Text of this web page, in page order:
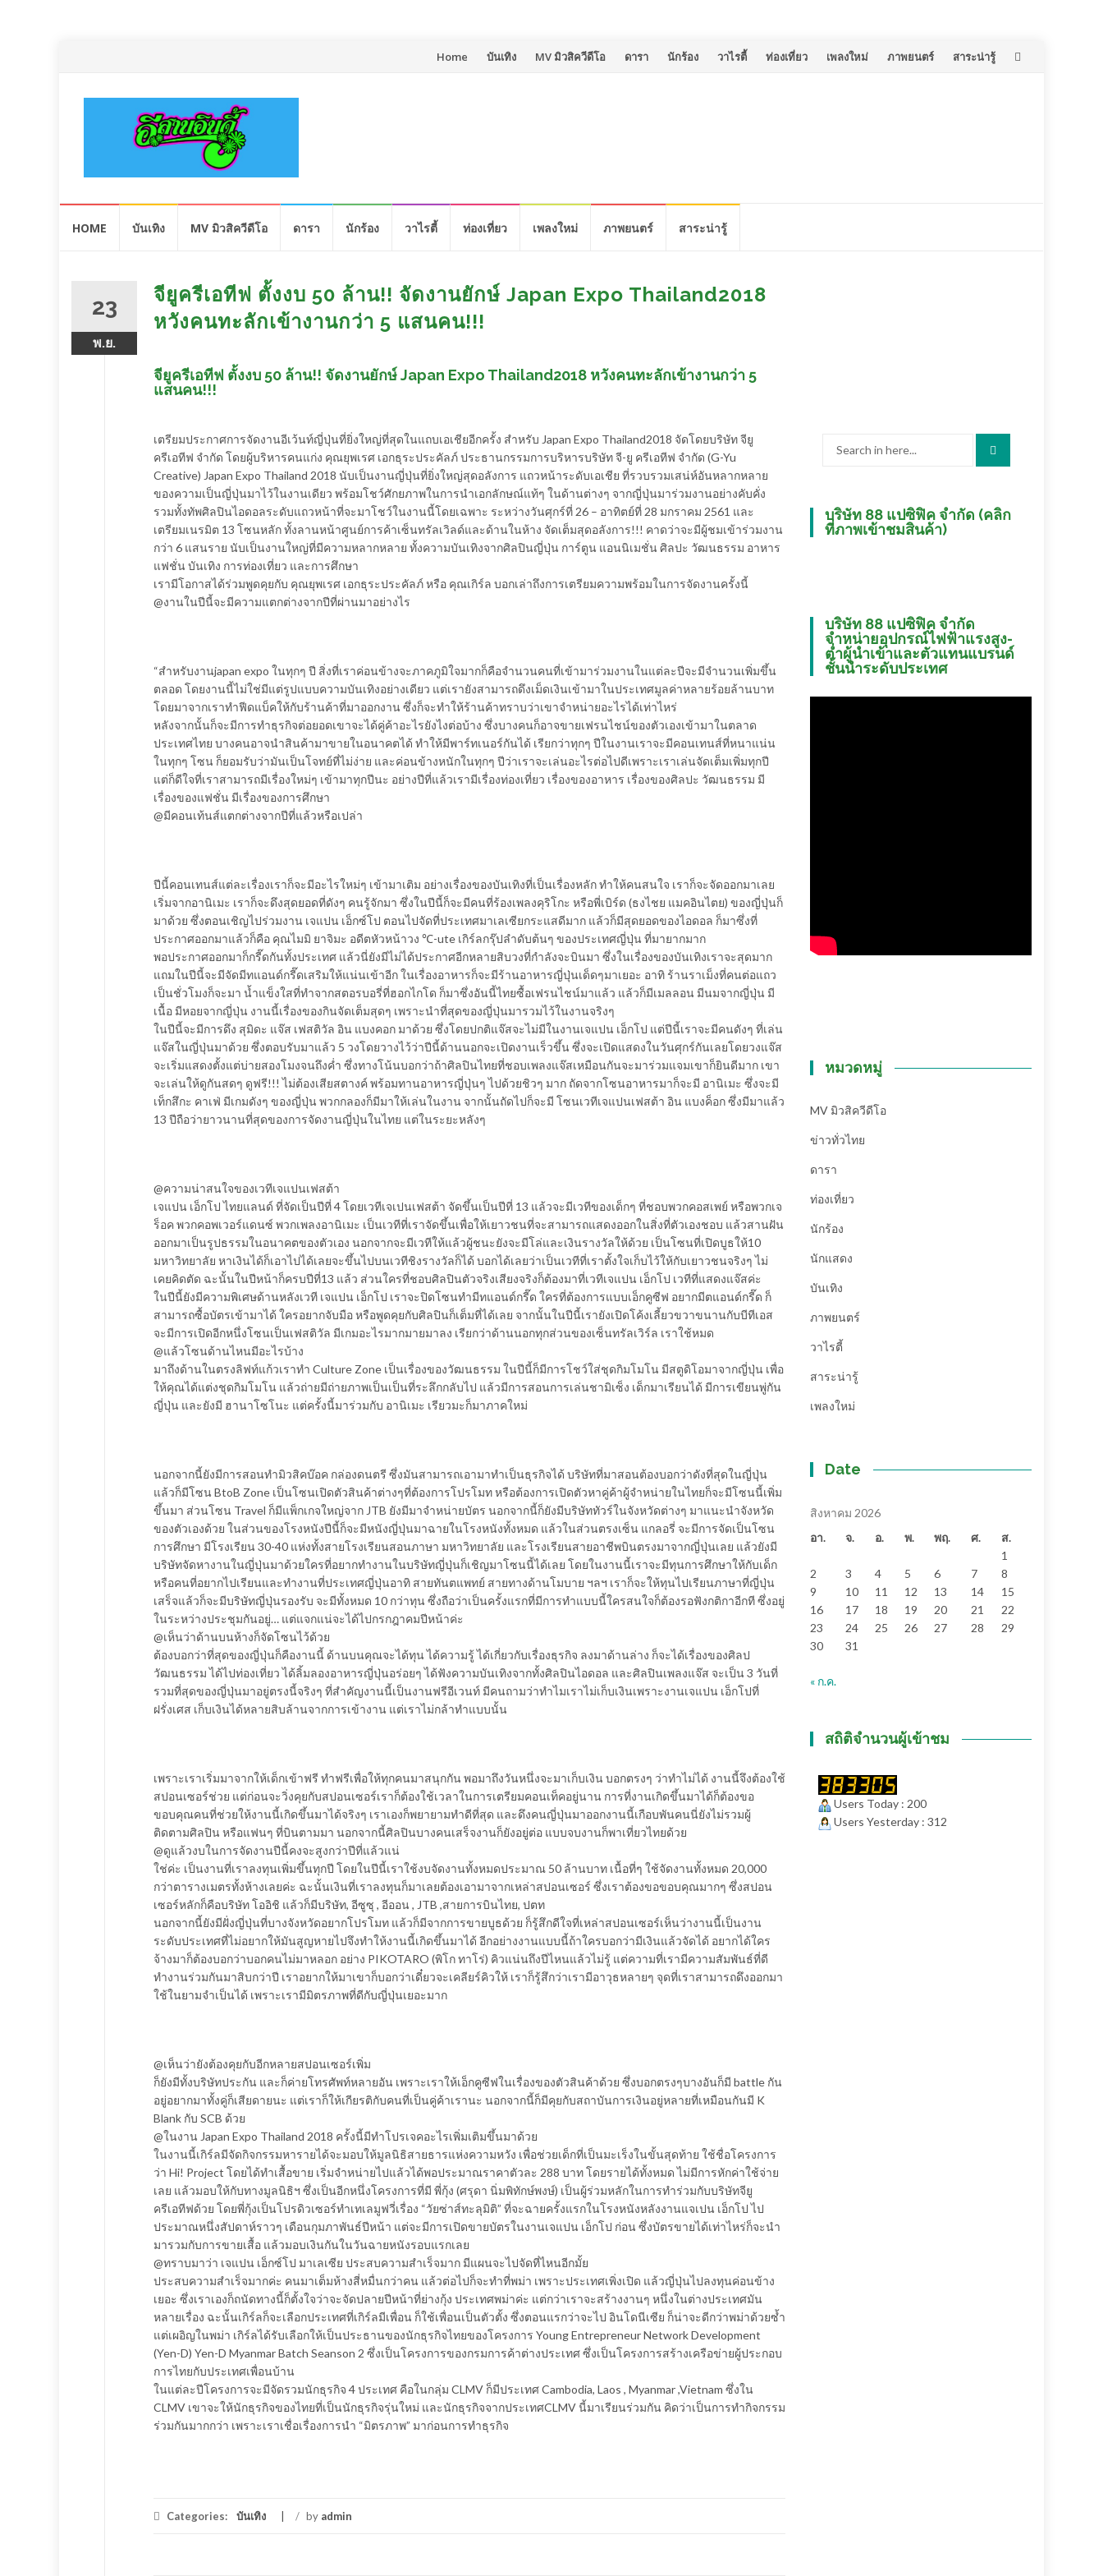
Skip
Home บันเทิง MV มิวสิควีดีโอ ดารา นักร้อง วาไรตี้ ท่องเที่ยว เพลงใหม่ ภาพยนตร์ สาระน่ารู้
HOME บันเทิง MV มิวสิควีดีโอ ดารา นักร้อง วาไรตี้ ท่องเที่ยว เพลงใหม่ ภาพยนตร์ สาระน่ารู้
23
พ.ย.
จียูครีเอทีฟ ตั้งงบ 50 ล้าน!! จัดงานยักษ์ Japan Expo Thailand2018
หวังคนทะลักเข้างานกว่า 5 แสนคน!!!
จียูครีเอทีฟ ตั้งงบ 50 ล้าน!! จัดงานยักษ์ Japan Expo Thailand2018 หวังคนทะลักเข้างานกว่า 5
แสนคน!!!
​เตรียมประกาศการจัดงานอีเว้นท์ญี่ปุ่นที่ยิ่งใหญ่ที่สุดในแถบเอเชียอีกครั้ง สำหรับ Japan Expo Thailand2018 จัดโดยบริษัท จียู
ครีเอทีฟ จำกัด โดยผู้บริหารคนแก่ง คุณยุพเรศ เอกธุระประคัลภ์ ประธานกรรมการบริหารบริษัท จี-ยู ครีเอทีฟ จำกัด (G-Yu
Creative) Japan Expo Thailand 2018 นับเป็นงานญี่ปุ่นที่ยิ่งใหญ่สุดอลังการ แถวหน้าระดับเอเชีย ที่รวบรวมเสน่ห์อันหลากหลาย
ของความเป็นญี่ปุ่นมาไว้ในงานเดียว พร้อมโชว์ศักยภาพในการนำเอกลักษณ์แท้ๆ ในด้านต่างๆ จากญี่ปุ่นมาร่วมงานอย่างคับคั่ง
รวมทั้งทัพศิลปินไอดอลระดับแถวหน้าที่จะมาโชว์ในงานนี้โดยเฉพาะ ระหว่างวันศุกร์ที่ 26 – อาทิตย์ที่ 28 มกราคม 2561 และ
เตรียมเนรมิต 13 โซนหลัก ทั้งลานหน้าศูนย์การค้าเซ็นทรัลเวิลด์และด้านในห้าง จัดเต็มสุดอลังการ!!! คาดว่าจะมีผู้ชมเข้าร่วมงาน
กว่า 6 แสนราย นับเป็นงานใหญ่ที่มีความหลากหลาย ทั้งความบันเทิงจากศิลปินญี่ปุ่น การ์ตูน แอนนิเมชั่น ศิลปะ วัฒนธรรม อาหาร
แฟชั่น บันเทิง การท่องเที่ยว และการศึกษา
​เรามีโอกาสได้ร่วมพูดคุยกับ คุณยุพเรศ เอกธุระประคัลภ์ หรือ คุณเกิร์ล บอกเล่าถึงการเตรียมความพร้อมในการจัดงานครั้งนี้
@งานในปีนี้จะมีความแตกต่างจากปีที่ผ่านมาอย่างไร
​“สำหรับงานjapan expo ในทุกๆ ปี สิ่งที่เราค่อนข้างจะภาคภูมิใจมากก็คือจำนวนคนที่เข้ามาร่วมงานในแต่ละปีจะมีจำนวนเพิ่มขึ้น
ตลอด โดยงานนี้ไม่ใช่มีแต่รูปแบบความบันเทิงอย่างเดียว แต่เรายังสามารถดึงเม็ดเงินเข้ามาในประเทศมูลค่าหลายร้อยล้านบาท
โดยมาจากเราทำฟีดแบ็คให้กับร้านค้าที่มาออกงาน ซึ่งก็จะทำให้ร้านค้าทราบว่าเขาจำหน่ายอะไรได้เท่าไหร่
หลังจากนั้นก็จะมีการทำธุรกิจต่อยอดเขาจะได้คู่ค้าอะไรยังไงต่อบ้าง ซึ่งบางคนก็อาจขายเฟรนไชน์ของตัวเองเข้ามาในตลาด
ประเทศไทย บางคนอาจนำสินค้ามาขายในอนาคตได้ ทำให้มีพาร์ทเนอร์กันได้ เรียกว่าทุกๆ ปีในงานเราจะมีคอนเทนส์ที่หนาแน่น
ในทุกๆ โซน ก็ยอมรับว่ามันเป็นโจทย์ที่ไม่ง่าย และค่อนข้างหนักในทุกๆ ปีว่าเราจะเล่นอะไรต่อไปดีเพราะเราเล่นจัดเต็มเพิ่มทุกปี
แต่ก็ดีใจที่เราสามารถมีเรื่องใหม่ๆ เข้ามาทุกปีนะ อย่างปีที่แล้วเรามีเรื่องท่องเที่ยว เรื่องของอาหาร เรื่องของศิลปะ วัฒนธรรม มี
เรื่องของแฟชั่น มีเรื่องของการศึกษา
@มีคอนเท้นส์แตกต่างจากปีที่แล้วหรือเปล่า
ปีนี้คอนเทนส์แต่ละเรื่องเราก็จะมีอะไรใหม่ๆ เข้ามาเติม อย่างเรื่องของบันเทิงที่เป็นเรื่องหลัก ทำให้คนสนใจ เราก็จะจัดออกมาเลย
เริ่มจากอานิเมะ เราก็จะดึงสุดยอดที่ดังๆ คนรู้จักมา ซึ่งในปีนี้ก็จะมีคนที่ร้องเพลงคุริโกะ หรือพี่เบิร์ด (ธงไชย แมคอินไตย) ของญี่ปุ่นก็
มาด้วย ซึ่งตอนเชิญไปร่วมงาน เจแปน เอ็กซ์โป ตอนไปจัดที่ประเทศมาเลเซียกระแสดีมาก แล้วก็มีสุดยอดของไอดอล ก็มาซึ่งที่
ประกาศออกมาแล้วก็คือ คุณไมมิ ยาจิมะ อดีตหัวหน้าวง ℃-ute เกิร์ลกรุ๊ปลำดับต้นๆ ของประเทศญี่ปุ่น ที่มายากมาก
พอประกาศออกมาก็กรี๊ดกันทั้งประเทศ แล้วนี่ยังมีไม่ได้ประกาศอีกหลายสิบวงที่กำลังจะบินมา ซึ่งในเรื่องของบันเทิงเราจะสุดมาก
แถมในปีนี้จะมีจัดมีทแอนด์กรี๊ดเสริมให้แน่นเข้าอีก ในเรื่องอาหารก็จะมีร้านอาหารญี่ปุ่นเด็ดๆมาเยอะ อาทิ ร้านราเม็งที่คนต่อแถว
เป็นชั่วโมงก็จะมา น้ำแข็งใสที่ทำจากสตอรบอรี่ที่ฮอกไกโด ก็มาซึ่งอันนี้ไทยซื้อเฟรนไชน์มาแล้ว แล้วก็มีเมลลอน มีนมจากญี่ปุ่น มี
เนื้อ มีหอยจากญี่ปุ่น งานนี้เรื่องของกินจัดเต็มสุดๆ เพราะนำที่สุดของญี่ปุ่นมารวมไว้ในงานจริงๆ
​ในปีนี้จะมีการดึง สุมิดะ แจ๊ส เฟสติวัล อิน แบงคอก มาด้วย ซึ่งโดยปกติแจ๊สจะไม่มีในงานเจแปน เอ็กโป แต่ปีนี้เราจะมีคนดังๆ ที่เล่น
แจ๊สในญี่ปุ่นมาด้วย ซึ่งตอบรับมาแล้ว 5 วงโดยวางไว้ว่าปีนี้ด้านนอกจะเปิดงานเร็วขึ้น ซึ่งจะเปิดแสดงในวันศุกร์กันเลยโดยวงแจ๊ส
จะเริ่มแสดงตั้งแต่บ่ายสองโมงจนถึงค่ำ ซึ่งทางโน้นบอกว่าถ้าศิลปินไทยที่ชอบเพลงแจ๊สเหมือนกันจะมาร่วมแจมเขาก็ยินดีมาก เขา
จะเล่นให้ดูกันสดๆ ดูฟรี!!! ไม่ต้องเสียสตางค์ พร้อมทานอาหารญี่ปุ่นๆ ไปด้วยชิวๆ มาก ถัดจากโซนอาหารมาก็จะมี อานิเมะ ซึ่งจะมี
เท็กสึกะ คาเฟ่ มีเกมดังๆ ของญี่ปุ่น พวกกลองก็มีมาให้เล่นในงาน จากนั้นถัดไปก็จะมี โซนเวทีเจแปนเฟสต้า อิน แบงค็อก ซึ่งมีมาแล้ว
13 ปีถือว่ายาวนานที่สุดของการจัดงานญี่ปุ่นในไทย แต่ในระยะหลังๆ
@ความน่าสนใจของเวทีเจแปนเฟสต้า
เจแปน เอ็กโป ไทยแลนด์ ที่จัดเป็นปีที่ 4 โดยเวทีเจเปนเฟสต้า จัดขึ้นเป็นปีที่ 13 แล้วจะมีเวทีของเด็กๆ ที่ชอบพวกคอสเพย์ หรือพวกเจ
ร็อค พวกคอพเวอร์แดนซ์ พวกเพลงอานิเมะ เป็นเวทีที่เราจัดขึ้นเพื่อให้เยาวชนที่จะสามารถแสดงออกในสิ่งที่ตัวเองชอบ แล้วสานฝัน
ออกมาเป็นรูปธรรมในอนาคตของตัวเอง นอกจากจะมีเวทีให้แล้วผู้ชนะยังจะมีโล่และเงินรางวัลให้ด้วย เป็นโซนที่เปิดบูธให้10
มหาวิทยาลัย หาเงินได้ก็เอาไปได้เลยจะขึ้นไปบนเวทีชิงรางวัลก็ได้ บอกได้เลยว่าเป็นเวทีที่เราตั้งใจเก็บไว้ให้กับเยาวชนจริงๆ ไม่
เคยคิดตัด ฉะนั้นในปีหน้าก็ครบปีที่13 แล้ว ส่วนใครที่ชอบศิลปินตัวจริงเสียงจริงก็ต้องมาที่เวทีเจแปน เอ็กโป เวทีที่แสดงแจ๊สค่ะ
​ในปีนี้ยังมีความพิเศษด้านหลังเวที เจแปน เอ็กโป เราจะปิดโซนทำมีทแอนด์กรี๊ด ใครที่ต้องการแบบเอ็กคูซีฟ อยากมีตแอนด์กรี๊ด ก็
สามารถซื้อบัตรเข้ามาได้ ใครอยากจับมือ หรือพูดคุยกับศิลปินก็เต็มที่ได้เลย จากนั้นในปีนี้เรายังเปิดโค้งเลี้ยวขวาขนานกับบีทีเอส
จะมีการเปิดอีกหนึ่งโซนเป็นเฟสติวัล มีเกมอะไรมากมายมาลง เรียกว่าด้านนอกทุกส่วนของเซ็นทรัลเวิร์ล เราใช้หมด
@แล้วโซนด้านไหนมีอะไรบ้าง
​มาถึงด้านในตรงลิฟท์แก้วเราทำ Culture Zone เป็นเรื่องของวัฒนธรรม ในปีนี้ก็มีการโชว์ใส่ชุดกิมโมโน มีสตูดิโอมาจากญี่ปุ่น เพื่อ
ให้คุณได้แต่งชุดกิมโมโน แล้วถ่ายมีถ่ายภาพเป็นเป็นที่ระลึกกลับไป แล้วมีการสอนการเล่นชามิเซ็ง เด็กมาเรียนได้ มีการเขียนพู่กัน
ญี่ปุ่น และยังมี ฮานาโซโนะ แต่ครั้งนี้มาร่วมกับ อานิเมะ เรียวมะก็มาภาคใหม่
นอกจากนี้ยังมีการสอนทำมิวสิคบ๊อค กล่องดนตรี ซึ่งมันสามารถเอามาทำเป็นธุรกิจได้ บริษัทที่มาสอนต้องบอกว่าดังที่สุดในญี่ปุ่น
แล้วก็มีโซน BtoB Zone เป็นโซนเปิดตัวสินค้าต่างๆที่ต้องการโปรโมท หรือต้องการเปิดตัวหาคู่ค้าผู้จำหน่ายในไทยก็จะมีโซนนี้เพิ่ม
ขึ้นมา ส่วนโซน Travel ก็มีแพ็กเกจใหญ่จาก JTB ยังมีมาจำหน่ายบัตร นอกจากนี้ก็ยังมีบริษัททัวร์ในจังหวัดต่างๆ มาแนะนำจังหวัด
ของตัวเองด้วย ในส่วนของโรงหนังปีนี้ก็จะมีหนังญี่ปุ่นมาฉายในโรงหนังทั้งหมด แล้วในส่วนตรงเซ็น แกลอรี่ จะมีการจัดเป็นโซน
การศึกษา มีโรงเรียน 30-40 แห่งทั้งสายโรงเรียนสอนภาษา มหาวิทยาลัย และโรงเรียนสายอาชีพบินตรงมาจากญี่ปุ่นเลย แล้วยังมี
บริษัทจัดหางานในญี่ปุ่นมาด้วยใครที่อยากทำงานในบริษัทญี่ปุ่นก็เชิญมาโซนนี้ได้เลย โดยในงานนี้เราจะมีทุนการศึกษาให้กับเด็ก
หรือคนที่อยากไปเรียนและทำงานที่ประเทศญี่ปุ่นอาทิ สายทันตแพทย์ สายทางด้านโมบาย ฯลฯ เราก็จะให้ทุนไปเรียนภาษาที่ญี่ปุ่น
เสร็จแล้วก็จะมีบริษัทญี่ปุ่นรองรับ จะมีทั้งหมด 10 กว่าทุน ซึ่งถือว่าเป็นครั้งแรกที่มีการทำแบบนี้ใครสนใจก็ต้องรอฟังกติกาอีกที ซึ่งอยู่
ในระหว่างประชุมกันอยู่… แต่แจกแน่จะได้ไปกรกฎาคมปีหน้าค่ะ
@เห็นว่าด้านบนห้างก็จัดโซนไว้ด้วย
ต้องบอกว่าที่สุดของญี่ปุ่นก็คืองานนี้ ด้านบนคุณจะได้ทุน ได้ความรู้ ได้เกี่ยวกับเรื่องธุรกิจ ลงมาด้านล่าง ก็จะได้เรื่องของศิลป
วัฒนธรรม ได้ไปท่องเที่ยว ได้ลิ้มลองอาหารญี่ปุ่นอร่อยๆ ได้ฟังความบันเทิงจากทั้งศิลปินไอดอล และศิลปินเพลงแจ๊ส จะเป็น 3 วันที่
รวมที่สุดของญี่ปุ่นมาอยู่ตรงนี้จริงๆ ที่สำคัญงานนี้เป็นงานฟรีอีเวนท์ มีคนถามว่าทำไมเราไม่เก็บเงินเพราะงานเจแปน เอ็กโปที่
ฝรั่งเศส เก็บเงินได้หลายสิบล้านจากการเข้างาน แต่เราไม่กล้าทำแบบนั้น
เพราะเราเริ่มมาจากให้เด็กเข้าฟรี ทำฟรีเพื่อให้ทุกคนมาสนุกกัน พอมาถึงวันหนึ่งจะมาเก็บเงิน บอกตรงๆ ว่าทำไม่ได้ งานนี้จึงต้องใช้
สปอนเซอร์ช่วย แต่ก่อนจะวิ่งคุยกับสปอนเซอร์เราก็ต้องใช้เวลาในการเตรียมคอนเท็คอยู่นาน การที่งานเกิดขึ้นมาได้ก็ต้องขอ
ขอบคุณคนที่ช่วยให้งานนี้เกิดขึ้นมาได้จริงๆ เราเองก็พยายามทำดีที่สุด และดึงคนญี่ปุ่นมาออกงานนี้เกือบพันคนนี่ยังไม่รวมผู้
ติดตามศิลปิน หรือแฟนๆ ที่บินตามมา นอกจากนี้ศิลปินบางคนเสร็จงานก็ยังอยู่ต่อ แบบจบงานก็พาเที่ยวไทยด้วย
@ดูแล้วงบในการจัดงานปีนี้คงจะสูงกว่าปีที่แล้วแน่
​ใช่ค่ะ เป็นงานที่เราลงทุนเพิ่มขึ้นทุกปี โดยในปีนี้เราใช้งบจัดงานทั้งหมดประมาณ 50 ล้านบาท เนื้อที่ๆ ใช้จัดงานทั้งหมด 20,000
กว่าตารางเมตรทั้งห้างเลยค่ะ ฉะนั้นเงินที่เราลงทุนก็มาเลยต้องเอามาจากเหล่าสปอนเซอร์ ซึ่งเราต้องขอขอบคุณมากๆ ซึ่งสปอน
เซอร์หลักก็คือบริษัท โออิชิ แล้วก็มีบริษัท, อีซูซุ , อีออน , JTB ,สายการบินไทย, ปตท
นอกจากนี้ยังมีฝั่งญี่ปุ่นที่บางจังหวัดอยากโปรโมท แล้วก็มีจากการขายบูธด้วย ก็รู้สึกดีใจที่เหล่าสปอนเซอร์เห็นว่างานนี้เป็นงาน
ระดับประเทศที่ไม่อยากให้มันสูญหายไปจึงทำให้งานนี้เกิดขึ้นมาได้ อีกอย่างงานแบบนี้ถ้าใครบอกว่ามีเงินแล้วจัดได้ อยากได้ใคร
จ้างมาก็ต้องบอกว่าบอกคนไม่มาหลอก อย่าง PIKOTARO (พิโก ทาโร่) คิวแน่นถึงปีไหนแล้วไม่รู้ แต่ความที่เรามีความสัมพันธ์ที่ดี
ทำงานร่วมกันมาสิบกว่าปี เราอยากให้มาเขาก็บอกว่าเดี๋ยวจะเคลียร์คิวให้ เราก็รู้สึกว่าเรามีอาวุธหลายๆ จุดที่เราสามารถดึงออกมา
ใช้ในยามจำเป็นได้ เพราะเรามีมิตรภาพที่ดีกับญี่ปุ่นเยอะมาก
@เห็นว่ายังต้องคุยกับอีกหลายสปอนเซอร์เพิ่ม
​ก็ยังมีทั้งบริษัทประกัน และก็ค่ายโทรศัพท์หลายอัน เพราะเราให้เอ็กคูซีฟในเรื่องของตัวสินค้าด้วย ซึ่งบอกตรงๆบางอันก็มี battle กัน
อยู่อยากมาทั้งคู่ก็เสียดายนะ แต่เราก็ให้เกียรติกับคนที่เป็นคู่ค้าเรานะ นอกจากนี้ก็มีคุยกับสถาบันการเงินอยู่หลายที่เหมือนกันมี K
Blank กับ SCB ด้วย
@ในงาน Japan Expo Thailand 2018 ครั้งนี้มีทำโปรเจคอะไรเพิ่มเติมขึ้นมาด้วย
​ในงานนี้เกิร์ลมีจัดกิจกรรมหารายได้จะมอบให้มูลนิธิสายธารแห่งความหวัง เพื่อช่วยเด็กที่เป็นมะเร็งในขั้นสุดท้าย ใช้ชื่อโครงการ
ว่า Hi! Project โดยได้ทำเสื้อขาย เริ่มจำหน่ายไปแล้วได้พอประมาณราคาตัวละ 288 บาท โดยรายได้ทั้งหมด ไม่มีการหักค่าใช้จ่าย
เลย แล้วมอบให้กับทางมูลนิธิฯ ซึ่งเป็นอีกหนึ่งโครงการที่มี พี่กุ้ง (ศรุดา นิ่มพิทักษ์พงษ์) เป็นผู้ร่วมหลักในการทำร่วมกับบริษัทจียู
ครีเอทีฟด้วย โดยพี่กุ้งเป็นโปรดิวเซอร์ทำเทเลมูฟวี่เรื่อง “วัยซ่าส์ทะลุมิติ” ที่จะฉายครั้งแรกในโรงหนังหลังงานแจเปน เอ็กโป ไป
ประมาณหนึ่งสัปดาห์ราวๆ เดือนกุมภาพันธ์ปีหน้า แต่จะมีการเปิดขายบัตรในงานเจแปน เอ็กโป ก่อน ซึ่งบัตรขายได้เท่าไหร่ก็จะนำ
มารวมกับการขายเสื้อ แล้วมอบเงินกันในวันฉายหนังรอบแรกเลย
@ทราบมาว่า เจแปน เอ็กซ์โป มาเลเซีย ประสบความสำเร็จมาก มีแผนจะไปจัดที่ไหนอีกมั้ย
ประสบความสำเร็จมากค่ะ คนมาเต็มห้างสี่หมื่นกว่าคน แล้วต่อไปก็จะทำที่พม่า เพราะประเทศเพิ่งเปิด แล้วญี่ปุ่นไปลงทุนค่อนข้าง
เยอะ ซึ่งเราเองก็ถนัดทางนี้ก็ตั้งใจว่าจะจัดปลายปีหน้าที่ย่างกุ้ง ประเทศพม่าค่ะ แต่กว่าเราจะสร้างงานๆ หนึ่งในต่างประเทศมัน
หลายเรื่อง ฉะนั้นเกิร์ลก็จะเลือกประเทศที่เกิร์ลมีเพื่อน ก็ใช้เพื่อนเป็นตัวตั้ง ซึ่งตอนแรกว่าจะไป อินโดนีเซีย ก็น่าจะดีกว่าพม่าด้วยซ้ำ
แต่เผอิญในพม่า เกิร์ลได้รับเลือกให้เป็นประธานของนักธุรกิจไทยของโครงการ Young Entrepreneur Network Development
(Yen-D) Yen-D Myanmar Batch Seanson 2 ซึ่งเป็นโครงการของกรมการค้าต่างประเทศ ซึ่งเป็นโครงการสร้างเครือข่ายผู้ประกอบ
การไทยกับประเทศเพื่อนบ้าน
ในแต่ละปีโครงการจะมีจัดรวมนักธุรกิจ 4 ประเทศ คือในกลุ่ม CLMV ก็มีประเทศ Cambodia, Laos , Myanmar ,Vietnam ซึ่งใน
CLMV เขาจะให้นักธุรกิจของไทยที่เป็นนักธุรกิจรุ่นใหม่ และนักธุรกิจจากประเทศCLMV นี้มาเรียนร่วมกัน คิดว่าเป็นการทำกิจกรรม
ร่วมกันมากกว่า เพราะเราเชื่อเรื่องการนำ “มิตรภาพ” มาก่อนการทำธุรกิจ
Categories: บันเทิง / by admin
บริษัท 88 แปซิฟิค จำกัด (คลิก
ที่ภาพเข้าชมสินค้า)
บริษัท 88 แปซิฟิค จำกัด
จำหน่ายอุปกรณ์ไฟฟ้าแรงสูง-
ต่ำผู้นำเข้าและตัวแทนแบรนด์
ชั้นนำระดับประเทศ
หมวดหมู่
MV มิวสิควีดีโอ
ข่าวทั่วไทย
ดารา
ท่องเที่ยว
นักร้อง
นักแสดง
บันเทิง
ภาพยนตร์
วาไรตี้
สาระน่ารู้
เพลงใหม่
Date
สิงหาคม 2026
อา.
จ. อ. พ. พฤ. ศ.
ส.
1
2
3 4 5 6 7
8
9
10 11 12 13 14
15
16
17 18 19 20 21
22
23
24 25 26 27 28
29
30
31
« ก.ค.
สถิติจำนวนผู้เข้าชม
Users Today : 200
Users Yesterday : 312